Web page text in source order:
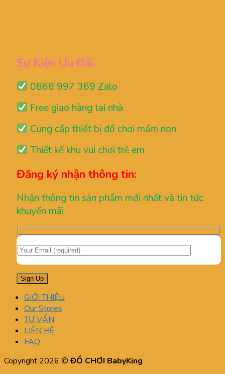
Sự Kiện Ưu Đãi
0868 997 369 Zalo
Free giao hàng tại nhà
Cung cấp thiết bị đồ chơi mầm non
Thiết kế khu vui chơi trẻ em
Đăng ký nhận thông tin:
Nhận thông tin sản phẩm mới nhất và tin tức
khuyến mãi
GIỚI THIỆU
Our Stores
TƯ VẤN
LIÊN HỆ
FAQ
Copyright 2026 ©ĐỒ CHƠI BabyKing